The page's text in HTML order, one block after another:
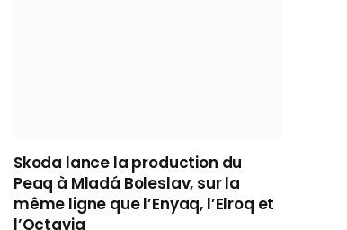
Skoda lance la production du
Peaq à Mladá Boleslav, sur la
même ligne que l’Enyaq, l’Elroq et
l’Octavia